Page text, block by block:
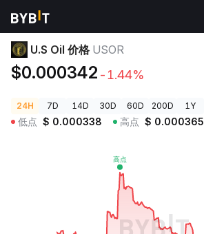
加密货币价格
U.S Oil 价格 USOR
$0.000342 -1.44%
24H 7D 14D 30D 60D 200D 1Y
低点 $ 0.000338 高点 $ 0.000365